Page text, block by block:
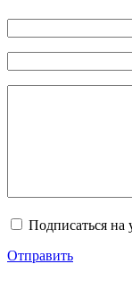
Подписаться на
Отправить